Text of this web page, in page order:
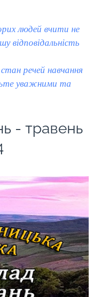
людей вчити не
відповідальність
речей навчання
уважними та
- травень